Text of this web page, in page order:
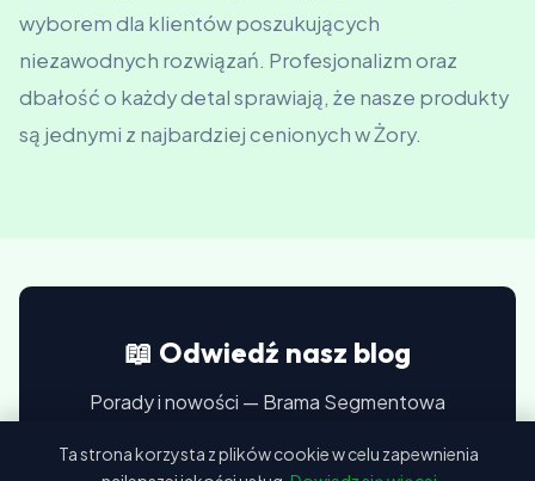
wyborem dla klientów poszukujących
niezawodnych rozwiązań. Profesjonalizm oraz
dbałość o każdy detal sprawiają, że nasze produkty
są jednymi z najbardziej cenionych w Żory.
📖 Odwiedź nasz blog
Porady i nowości — Brama Segmentowa
Przejdź do bloga →
Ta strona korzysta z plików cookie w celu zapewnienia